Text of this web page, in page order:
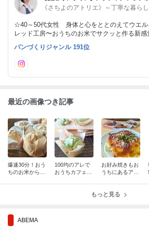
☆40～50代女性 身体と心をととのえてウエル
レッド工房〜おうちのお米でサクッと作る新
焼き菓子レッスン〜ホームメイドの原点。シン
酵の彩り〜ミネラル醗酵ドリンク〜
パンづくりジャンル 191位
最近の画像つき記事
爆速30分！おう
ちのお米からマ
100均のアレで
おうちカフェ風
お好み焼きもお
うちにあるアレ
もっと見る
ABEMA